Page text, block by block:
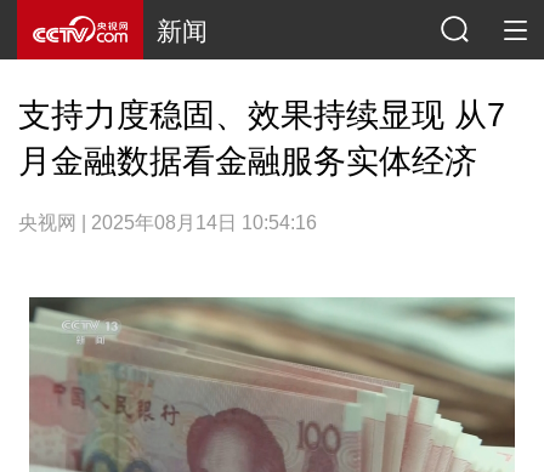
新闻
支持力度稳固、效果持续显现 从7
月金融数据看金融服务实体经济
央视网 | 2025年08月14日 10:54:16